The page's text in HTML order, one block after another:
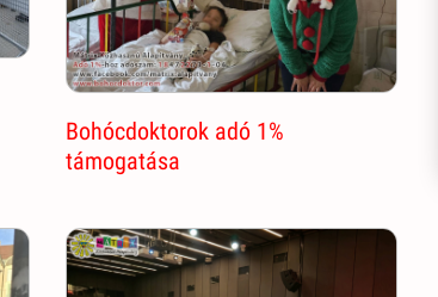
Bohócdoktorok adó 1%
támogatása